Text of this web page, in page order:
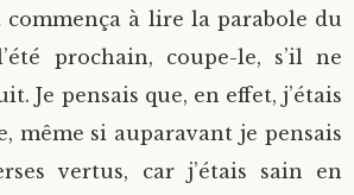
commença à lire la parabole du
prochain, coupe-le, s’il ne
Je pensais que, en effet, j’étais
même si auparavant je pensais
vertus, car j’étais sain en